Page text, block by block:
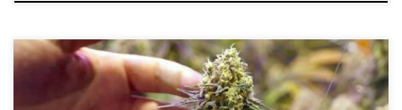
Zaawansowana Optymalizacja VPD w Uprawie Konopi